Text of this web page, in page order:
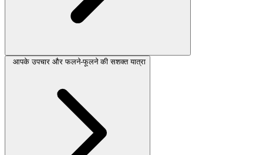
आपके उपचार और फलने-फूलने की सशक्त यात्रा